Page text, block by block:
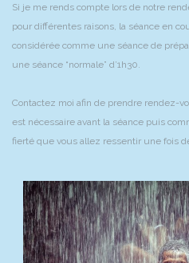
Si je me rends compte lors de notre
pour différentes raisons, la séance en
considérée comme une séance de
une séance “normale” d’1h30.
Contactez moi afin de prendre rendez-
est nécessaire avant la séance puis
fierté que vous allez ressentir une fois